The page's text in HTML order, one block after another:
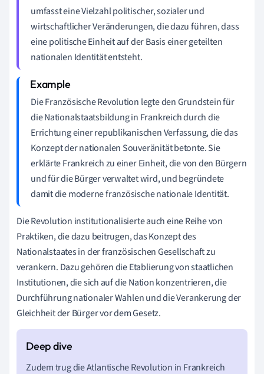
umfasst eine Vielzahl politischer, sozialer und
wirtschaftlicher Veränderungen, die dazu führen, dass
eine politische Einheit auf der Basis einer geteilten
nationalen Identität entsteht.
Die Französische Revolution legte den Grundstein für
die Nationalstaatsbildung in Frankreich durch die
Errichtung einer republikanischen Verfassung, die das
Konzept der nationalen Souveränität betonte. Sie
erklärte Frankreich zu einer Einheit, die von den Bürgern
und für die Bürger verwaltet wird, und begründete
damit die moderne französische nationale Identität.
Die Revolution institutionalisierte auch eine Reihe von
Praktiken, die dazu beitrugen, das Konzept des
Nationalstaates in der französischen Gesellschaft zu
verankern. Dazu gehören die Etablierung von staatlichen
Institutionen, die sich auf die Nation konzentrieren, die
Durchführung nationaler Wahlen und die Verankerung der
Gleichheit der Bürger vor dem Gesetz.
Zudem trug die Atlantische Revolution in Frankreich